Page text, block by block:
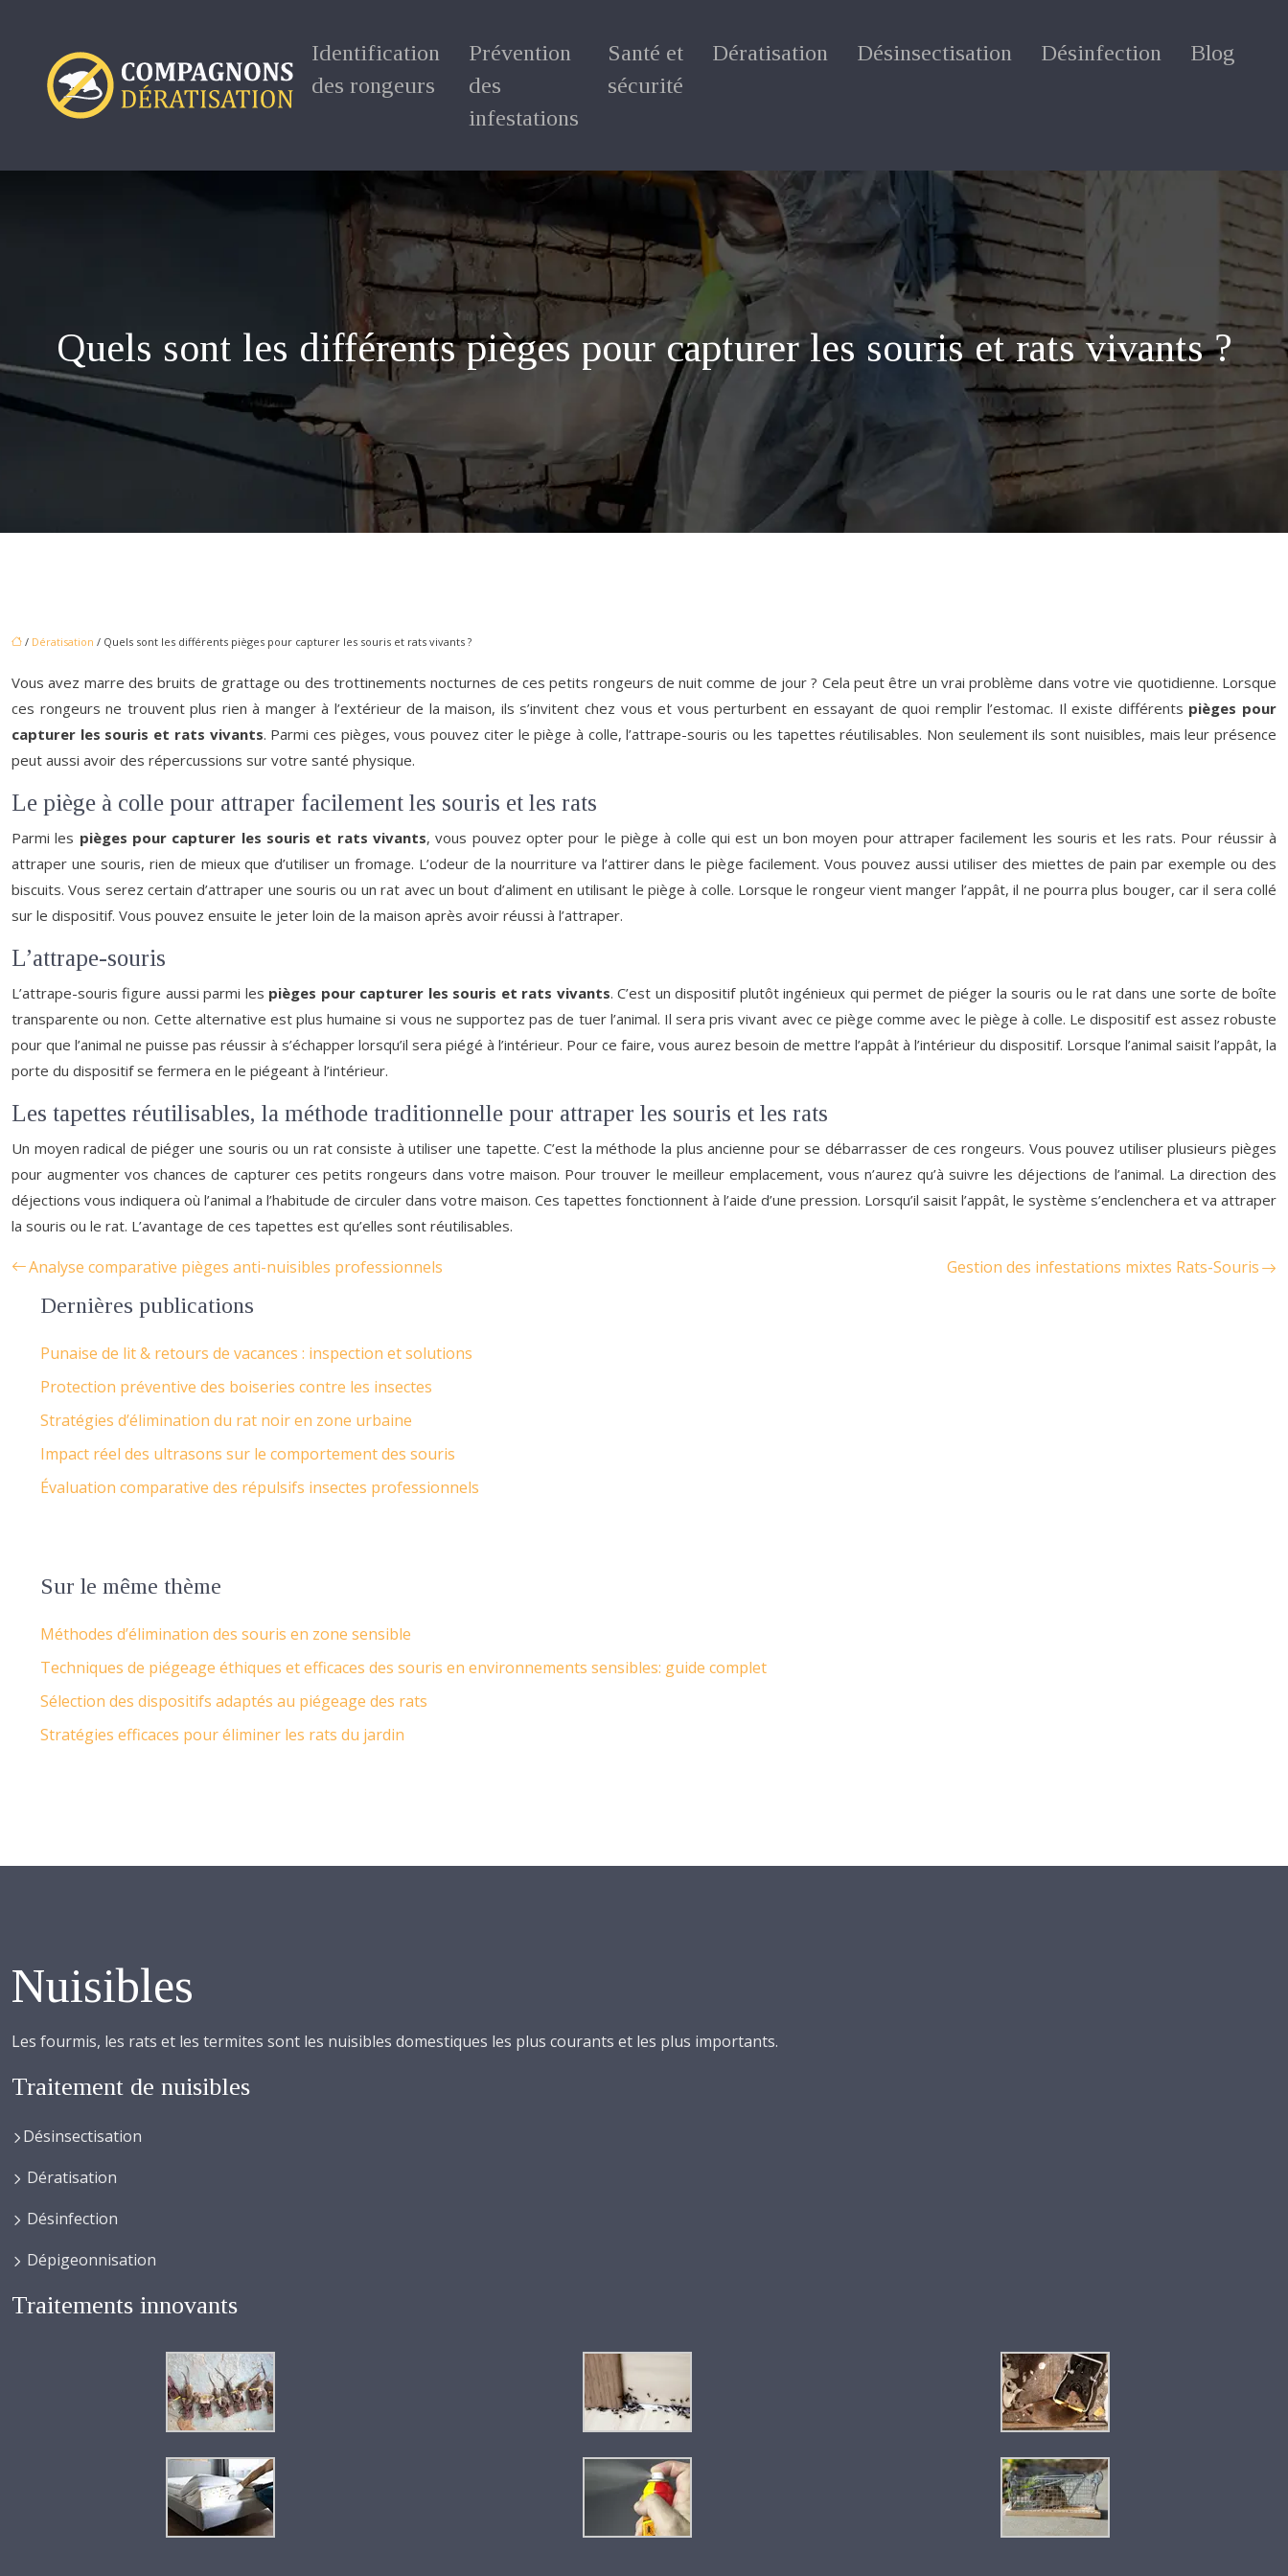
Identification
des rongeurs
Prévention
des
infestations
Santé et
sécurité
Dératisation Désinsectisation Désinfection Blog
Quels sont les différents pièges pour capturer les souris et rats vivants ?
/ Dératisation / Quels sont les différents pièges pour capturer les souris et rats vivants ?
Vous avez marre des bruits de grattage ou des trottinements nocturnes de ces petits rongeurs de nuit comme de jour ? Cela peut être un vrai problème dans votre vie quotidienne. Lorsque
ces rongeurs ne trouvent plus rien à manger à l’extérieur de la maison, ils s’invitent chez vous et vous perturbent en essayant de quoi remplir l’estomac. Il existe différents pièges pour
capturer les souris et rats vivants. Parmi ces pièges, vous pouvez citer le piège à colle, l’attrape-souris ou les tapettes réutilisables. Non seulement ils sont nuisibles, mais leur présence
peut aussi avoir des répercussions sur votre santé physique.
Le piège à colle pour attraper facilement les souris et les rats
Parmi les pièges pour capturer les souris et rats vivants, vous pouvez opter pour le piège à colle qui est un bon moyen pour attraper facilement les souris et les rats. Pour réussir à
attraper une souris, rien de mieux que d’utiliser un fromage. L’odeur de la nourriture va l’attirer dans le piège facilement. Vous pouvez aussi utiliser des miettes de pain par exemple ou des
biscuits. Vous serez certain d’attraper une souris ou un rat avec un bout d’aliment en utilisant le piège à colle. Lorsque le rongeur vient manger l’appât, il ne pourra plus bouger, car il sera collé
sur le dispositif. Vous pouvez ensuite le jeter loin de la maison après avoir réussi à l’attraper.
L’attrape-souris
L’attrape-souris figure aussi parmi les pièges pour capturer les souris et rats vivants. C’est un dispositif plutôt ingénieux qui permet de piéger la souris ou le rat dans une sorte de boîte
transparente ou non. Cette alternative est plus humaine si vous ne supportez pas de tuer l’animal. Il sera pris vivant avec ce piège comme avec le piège à colle. Le dispositif est assez robuste
pour que l’animal ne puisse pas réussir à s’échapper lorsqu’il sera piégé à l’intérieur. Pour ce faire, vous aurez besoin de mettre l’appât à l’intérieur du dispositif. Lorsque l’animal saisit l’appât, la
porte du dispositif se fermera en le piégeant à l’intérieur.
Les tapettes réutilisables, la méthode traditionnelle pour attraper les souris et les rats
Un moyen radical de piéger une souris ou un rat consiste à utiliser une tapette. C’est la méthode la plus ancienne pour se débarrasser de ces rongeurs. Vous pouvez utiliser plusieurs pièges
pour augmenter vos chances de capturer ces petits rongeurs dans votre maison. Pour trouver le meilleur emplacement, vous n’aurez qu’à suivre les déjections de l’animal. La direction des
déjections vous indiquera où l’animal a l’habitude de circuler dans votre maison. Ces tapettes fonctionnent à l’aide d’une pression. Lorsqu’il saisit l’appât, le système s’enclenchera et va attraper
la souris ou le rat. L’avantage de ces tapettes est qu’elles sont réutilisables.
Analyse comparative pièges anti-nuisibles professionnels Gestion des infestations mixtes Rats-Souris
Dernières publications
Punaise de lit & retours de vacances : inspection et solutions
Protection préventive des boiseries contre les insectes
Stratégies d’élimination du rat noir en zone urbaine
Impact réel des ultrasons sur le comportement des souris
Évaluation comparative des répulsifs insectes professionnels
Sur le même thème
Méthodes d’élimination des souris en zone sensible
Techniques de piégeage éthiques et efficaces des souris en environnements sensibles: guide complet
Sélection des dispositifs adaptés au piégeage des rats
Stratégies efficaces pour éliminer les rats du jardin
Nuisibles
Les fourmis, les rats et les termites sont les nuisibles domestiques les plus courants et les plus importants.
Traitement de nuisibles
Désinsectisation
Dératisation
Désinfection
Dépigeonnisation
Traitements innovants